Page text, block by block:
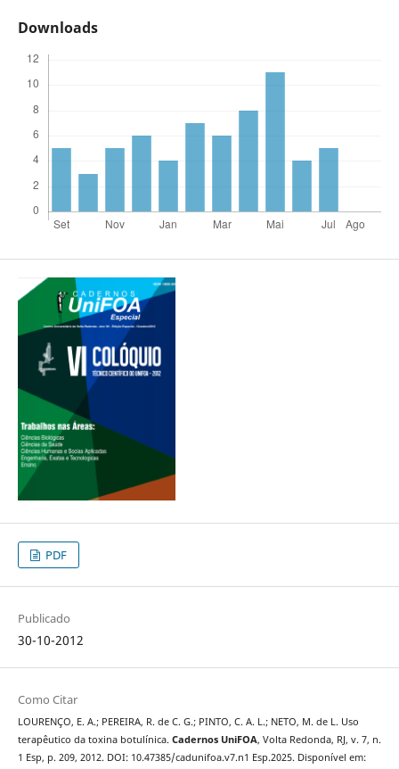
Downloads
PDF
Publicado
30-10-2012
Como Citar
LOURENÇO, E. A.; PEREIRA, R. de C. G.; PINTO, C. A. L.; NETO, M. de L. Uso
terapêutico da toxina botulínica. Cadernos UniFOA, Volta Redonda, RJ, v. 7, n.
1 Esp, p. 209, 2012. DOI: 10.47385/cadunifoa.v7.n1 Esp.2025. Disponível em: